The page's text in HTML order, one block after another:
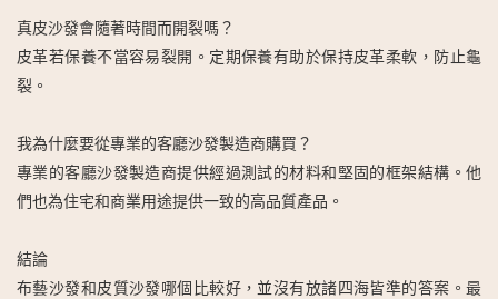
真皮沙發會隨著時間而開裂嗎？
皮革若保養不當容易裂開。定期保養有助於保持皮革柔軟，防止龜
裂。
我為什麼要從專業的客廳沙發製造商購買？
專業的客廳沙發製造商提供經過測試的材料和堅固的框架結構。他
們也為住宅和商業用途提供一致的高品質產品。
結論
布藝沙發和皮質沙發哪個比較好，並沒有放諸四海皆準的答案。最